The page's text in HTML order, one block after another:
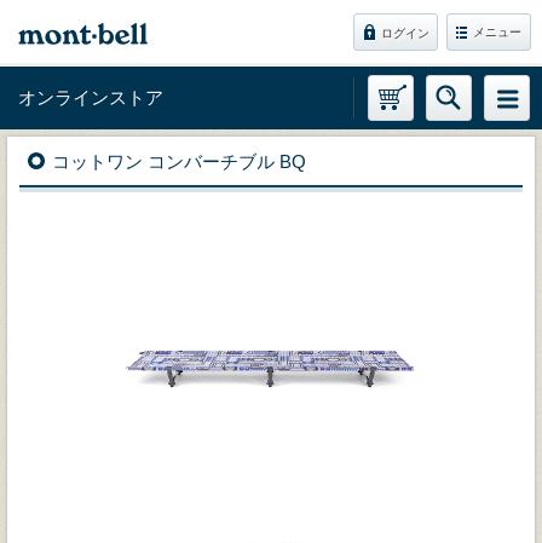
ログイン メニュー
オンラインストア
コットワン コンバーチブル BQ